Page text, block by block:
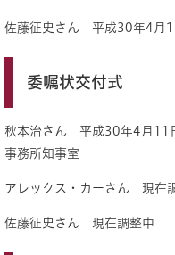
佐藤征史さん 平成30年4月
委嘱状交付式
秋本治さん 平成30年4月11
事務所知事室
アレックス・カーさん 現在
佐藤征史さん 現在調整中